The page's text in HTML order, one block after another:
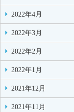
2022年4月
2022年3月
2022年2月
2022年1月
2021年12月
2021年11月